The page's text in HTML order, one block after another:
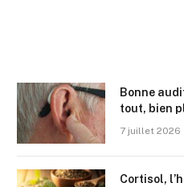
Bonne
tout, bien
7 juillet 2026
Cortisol,